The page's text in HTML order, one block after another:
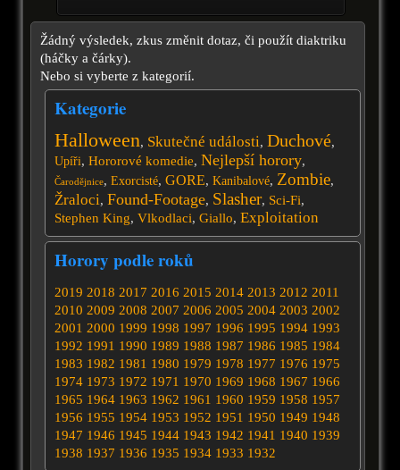
Žádný výsledek, zkus změnit dotaz, či použít diaktriku
(háčky a čárky).
Nebo si vyberte z kategorií.
Kategorie
Halloween, Skutečné události, Duchové,
Upíři, Hororové komedie, Nejlepší horory,
Čarodějnice, Exorcisté, GORE, Kanibalové, Zombie,
Žraloci, Found-Footage, Slasher, Sci-Fi,
Stephen King, Vlkodlaci, Giallo, Exploitation
Horory podle roků
2019 2018 2017 2016 2015 2014 2013 2012 2011
2010 2009 2008 2007 2006 2005 2004 2003 2002
2001 2000 1999 1998 1997 1996 1995 1994 1993
1992 1991 1990 1989 1988 1987 1986 1985 1984
1983 1982 1981 1980 1979 1978 1977 1976 1975
1974 1973 1972 1971 1970 1969 1968 1967 1966
1965 1964 1963 1962 1961 1960 1959 1958 1957
1956 1955 1954 1953 1952 1951 1950 1949 1948
1947 1946 1945 1944 1943 1942 1941 1940 1939
1938 1937 1936 1935 1934 1933 1932